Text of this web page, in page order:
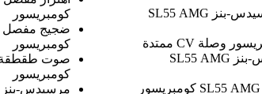
استدعاء مفصل CV لمركبة مرسيدس-بنز SL55 AMG
حملة وصلة CV لمركبة مرسيدس-بنز SL55 AMG
كومبريسور
كومبريسور
كومبريسور
مرسيدس-بنز SL55 AMG كومبريسر وصلة CV مفككة